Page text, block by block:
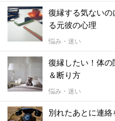
復縁する気ないの
る元彼の心理
悩み・迷い
復縁したい！体
＆断り方
悩み・迷い
別れたあとに連